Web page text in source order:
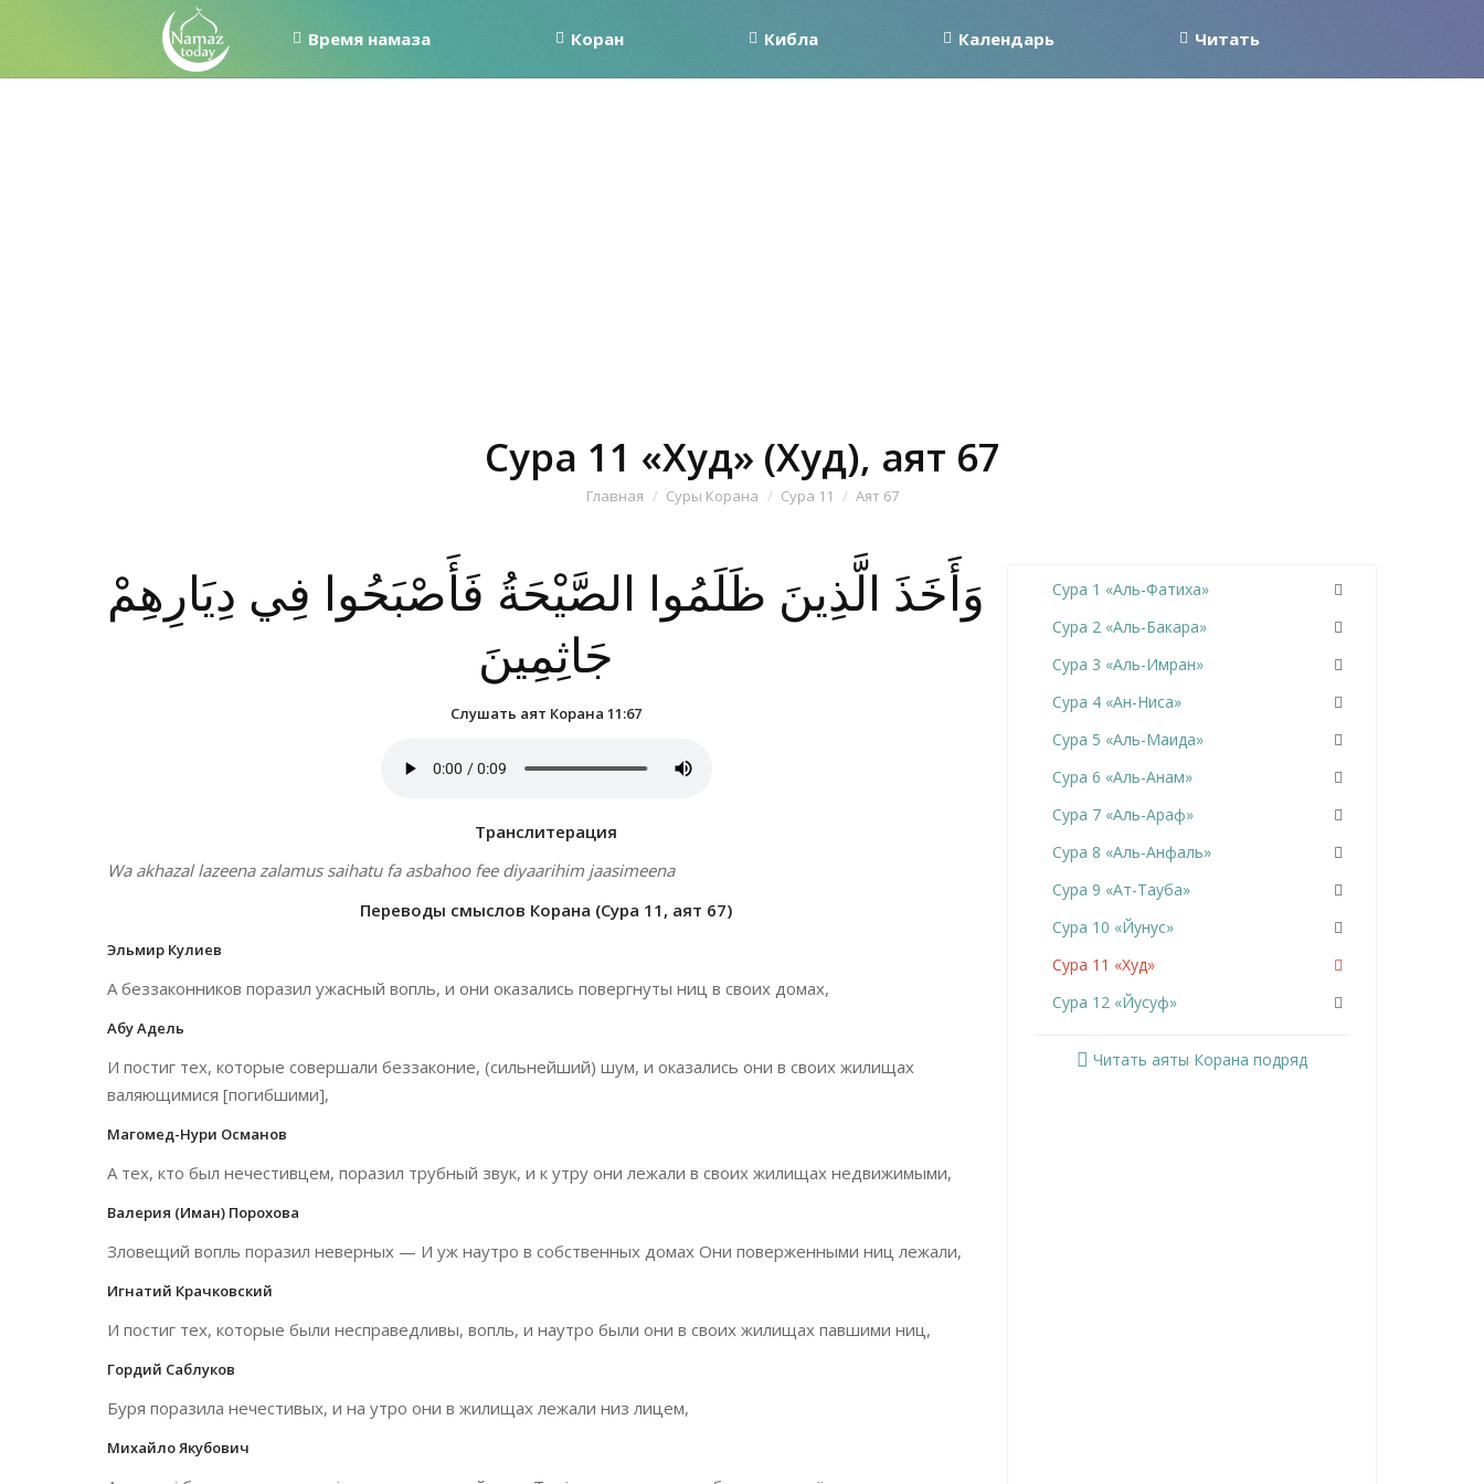
Время намаза Коран Кибла Календарь Читать
Сура 11 «Худ» (Худ), аят 67
Вы здесь:
Главная Суры Корана Сура 11 Аят 67
وَأَخَذَ الَّذِينَ ظَلَمُوا الصَّيْحَةُ فَأَصْبَحُوا فِي دِيَارِهِمْ
جَاثِمِينَ
Слушать аят Корана 11:67
Транслитерация
Wa akhazal lazeena zalamus saihatu fa asbahoo fee diyaarihim jaasimeena
Переводы смыслов Корана (Сура 11, аят 67)
Эльмир Кулиев
А беззаконников поразил ужасный вопль, и они оказались повергнуты ниц в своих домах,
Абу Адель
И постиг тех, которые совершали беззаконие, (сильнейший) шум, и оказались они в своих жилищах
валяющимися [погибшими],
Магомед-Нури Османов
А тех, кто был нечестивцем, поразил трубный звук, и к утру они лежали в своих жилищах недвижимыми,
Валерия (Иман) Порохова
Зловещий вопль поразил неверных — И уж наутро в собственных домах Они поверженными ниц лежали,
Игнатий Крачковский
И постиг тех, которые были несправедливы, вопль, и наутро были они в своих жилищах павшими ниц,
Гордий Саблуков
Буря поразила нечестивых, и на утро они в жилищах лежали низ лицем,
Михайло Якубович
Сура 1 «Аль-Фатиха»
Сура 2 «Аль-Бакара»
Сура 3 «Аль-Имран»
Сура 4 «Ан-Ниса»
Сура 5 «Аль-Маида»
Сура 6 «Аль-Анам»
Сура 7 «Аль-Араф»
Сура 8 «Аль-Анфаль»
Сура 9 «Ат-Тауба»
Сура 10 «Йунус»
Сура 11 «Худ»
Сура 12 «Йусуф»
Читать аяты Корана подряд